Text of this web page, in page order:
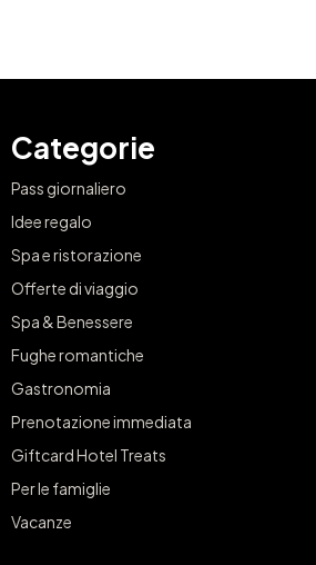
Categorie
Pass giornaliero
Idee regalo
Spa e ristorazione
Offerte di viaggio
Spa & Benessere
Fughe romantiche
Gastronomia
Prenotazione immediata
Giftcard Hotel Treats
Per le famiglie
Vacanze